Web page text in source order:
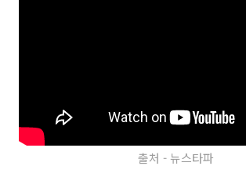
출처 - 뉴스타파